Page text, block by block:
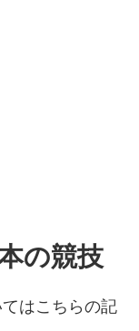
の競技
はこちらの記